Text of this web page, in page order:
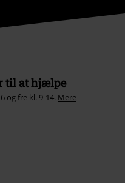
til at hjælpe
og fre kl. 9-14. Mere